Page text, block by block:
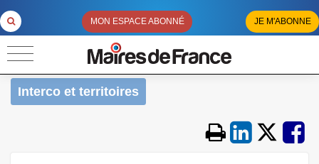
MON ESPACE ABONNÉ JE M'ABONNE
Interco et territoires